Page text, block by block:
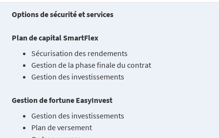
Options de sécurité et services
Plan de capital SmartFlex
Sécurisation des rendements
Gestion de la phase finale du contrat
Gestion des investissements
Gestion de fortune EasyInvest
Gestion des investissements
Plan de versement